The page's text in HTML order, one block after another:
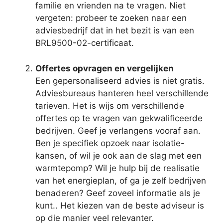
familie en vrienden na te vragen. Niet
vergeten: probeer te zoeken naar een
adviesbedrijf dat in het bezit is van een
BRL9500-02-certificaat.
Offertes opvragen en vergelijken
Een gepersonaliseerd advies is niet gratis.
Adviesbureaus hanteren heel verschillende
tarieven. Het is wijs om verschillende
offertes op te vragen van gekwalificeerde
bedrijven. Geef je verlangens vooraf aan.
Ben je specifiek opzoek naar isolatie-
kansen, of wil je ook aan de slag met een
warmtepomp? Wil je hulp bij de realisatie
van het energieplan, of ga je zelf bedrijven
benaderen? Geef zoveel informatie als je
kunt.. Het kiezen van de beste adviseur is
op die manier veel relevanter.